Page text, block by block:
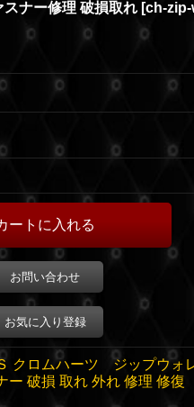
ナー修理 破損取れ [ch-
お問い合わせ
お気に入り登録
クロムハーツ ジップウォ
ー 破損 取れ 外れ 修理 修復